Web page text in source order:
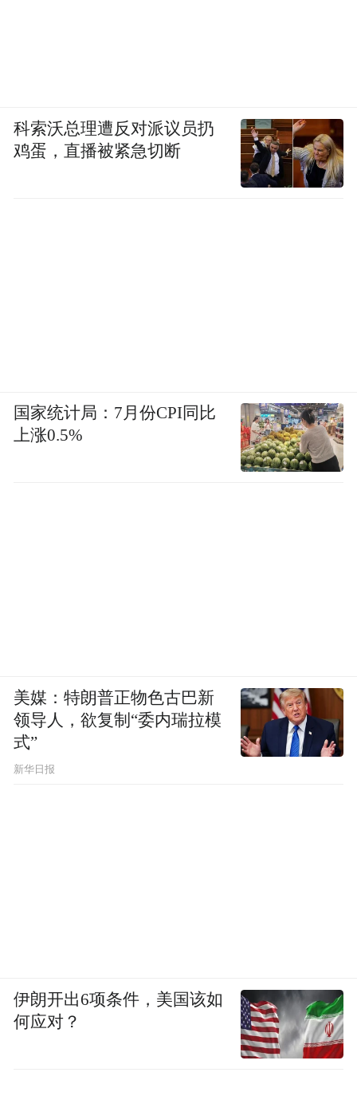
科索沃总理遭反对派议员扔
鸡蛋，直播被紧急切断
国家统计局：7月份CPI同比
上涨0.5%
美媒：特朗普正物色古巴新
领导人，欲复制“委内瑞拉模
式”
新华日报
伊朗开出6项条件，美国该如
何应对？